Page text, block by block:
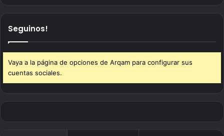
Seguinos!
Vaya a la página de opciones de Arqam para configurar sus
cuentas sociales.